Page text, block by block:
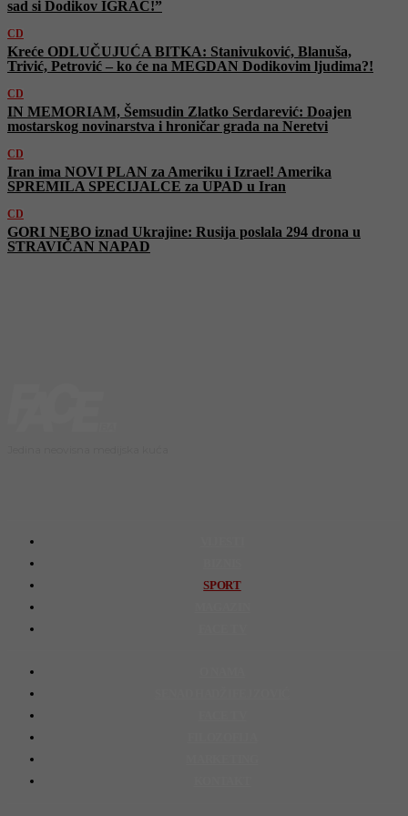
sad si Dodikov IGRAČ!”
CD
Kreće ODLUČUJUĆA BITKA: Stanivuković, Blanuša,
Trivić, Petrović – ko će na MEGDAN Dodikovim ljudima?!
CD
IN MEMORIAM, Šemsudin Zlatko Serdarević: Doajen
mostarskog novinarstva i hroničar grada na Neretvi
CD
Iran ima NOVI PLAN za Ameriku i Izrael! Amerika
SPREMILA SPECIJALCE za UPAD u Iran
CD
GORI NEBO iznad Ukrajine: Rusija poslala 294 drona u
STRAVIČAN NAPAD
SPORT